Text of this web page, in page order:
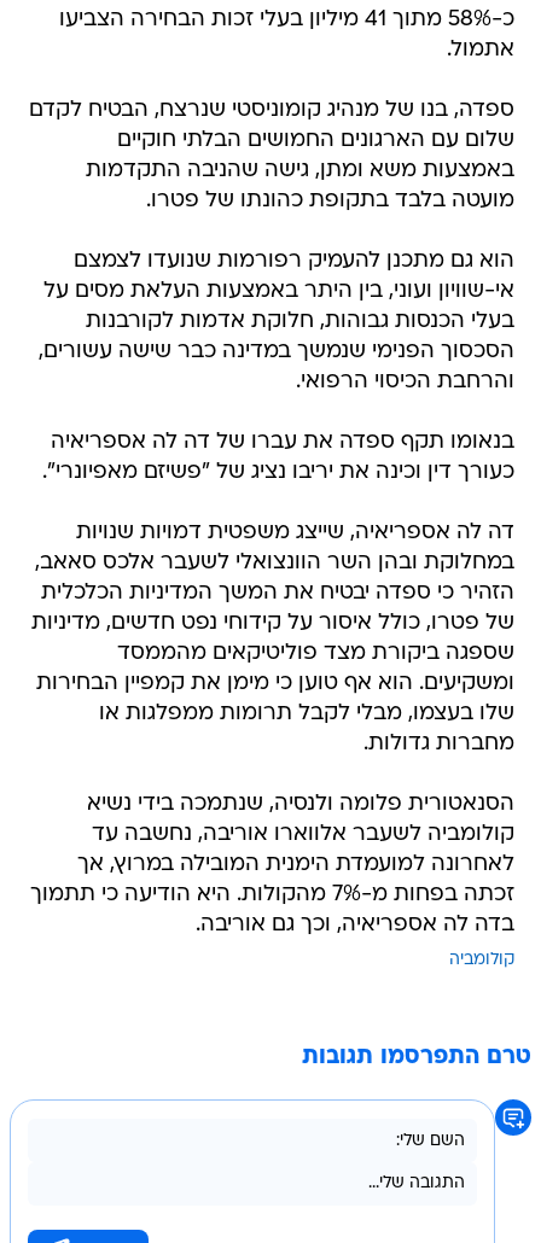
כ-58% מתוך 41 מיליון בעלי זכות הבחירה הצביעו
אתמול.
ספדה, בנו של מנהיג קומוניסטי שנרצח, הבטיח לקדם
שלום עם הארגונים החמושים הבלתי חוקיים
באמצעות משא ומתן, גישה שהניבה התקדמות
מועטה בלבד בתקופת כהונתו של פטרו.
הוא גם מתכנן להעמיק רפורמות שנועדו לצמצם
אי-שוויון ועוני, בין היתר באמצעות העלאת מסים על
בעלי הכנסות גבוהות, חלוקת אדמות לקורבנות
הסכסוך הפנימי שנמשך במדינה כבר שישה עשורים,
והרחבת הכיסוי הרפואי.
בנאומו תקף ספדה את עברו של דה לה אספריאיה
כעורך דין וכינה את יריבו נציג של "פשיזם מאפיונרי".
דה לה אספריאיה, שייצג משפטית דמויות שנויות
במחלוקת ובהן השר הוונצואלי לשעבר אלכס סאאב,
הזהיר כי ספדה יבטיח את המשך המדיניות הכלכלית
של פטרו, כולל איסור על קידוחי נפט חדשים, מדיניות
שספגה ביקורת מצד פוליטיקאים מהממסד
ומשקיעים. הוא אף טוען כי מימן את קמפיין הבחירות
שלו בעצמו, מבלי לקבל תרומות ממפלגות או
מחברות גדולות.
הסנאטורית פלומה ולנסיה, שנתמכה בידי נשיא
קולומביה לשעבר אלווארו אוריבה, נחשבה עד
לאחרונה למועמדת הימנית המובילה במרוץ, אך
זכתה בפחות מ-7% מהקולות. היא הודיעה כי תתמוך
בדה לה אספריאיה, וכך גם אוריבה.
קולומביה
טרם התפרסמו תגובות